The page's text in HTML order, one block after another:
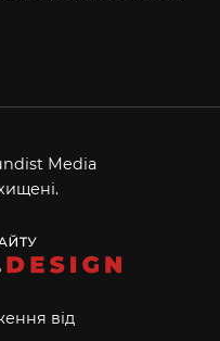
Media
від